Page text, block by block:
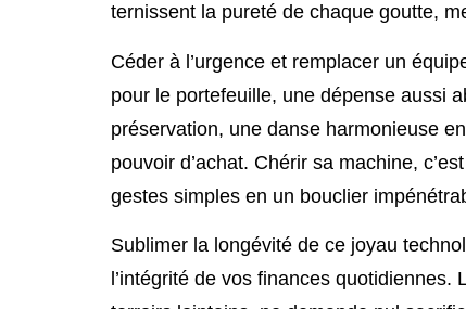
ternissent la pureté de chaque goutte,
Céder à l’urgence et remplacer un
pour le portefeuille, une dépense aussi
préservation, une danse harmonieuse
pouvoir d’achat. Chérir sa machine,
gestes simples en un bouclier
Sublimer la longévité de ce joyau
l’intégrité de vos finances quotidiennes.